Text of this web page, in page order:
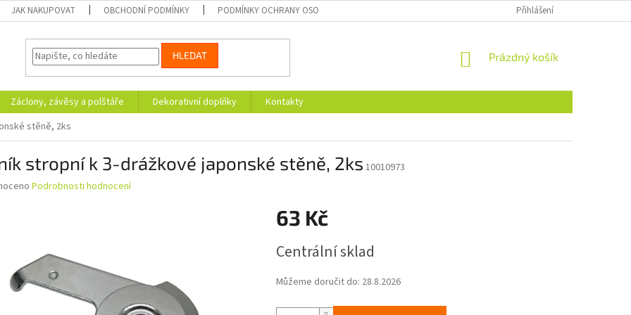
JAK NAKUPOVAT OBCHODNÍ PODMÍNKY PODMÍNKY OCHRANY OSOBNÍCH ÚDAJŮ FORMULÁŘ PRO
Přihlášení
HLEDAT
NÁKUPNÍ
Prázdný košík
Záclony, závěsy a polštáře Dekorativní doplňky
Kontakty
stěně, 2ks
stropní k 3-drážkové japonské stěně, 2ks 10010973
Podrobnosti hodnocení
63 Kč
cena:
Centrální sklad
Můžeme doručit do: 28.8.2026